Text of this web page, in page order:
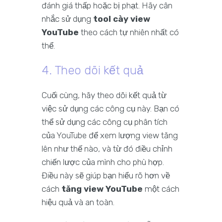
đánh giá thấp hoặc bị phạt. Hãy cân
nhắc sử dụng tool cày view
YouTube theo cách tự nhiên nhất có
thể.
4. Theo dõi kết quả
Cuối cùng, hãy theo dõi kết quả từ
việc sử dụng các công cụ này. Bạn có
thể sử dụng các công cụ phân tích
của YouTube để xem lượng view tăng
lên như thế nào, và từ đó điều chỉnh
chiến lược của mình cho phù hợp.
Điều này sẽ giúp bạn hiểu rõ hơn về
cách tăng view YouTube một cách
hiệu quả và an toàn.